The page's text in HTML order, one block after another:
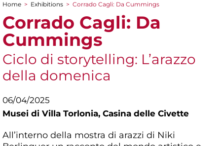
You are here
Home > Exhibitions > Corrado Cagli: Da Cummings
Corrado Cagli: Da
Cummings
Ciclo di storytelling: L’arazzo
della domenica
06/04/2025
Musei di Villa Torlonia, Casina delle Civette
All’interno della mostra di arazzi di Niki